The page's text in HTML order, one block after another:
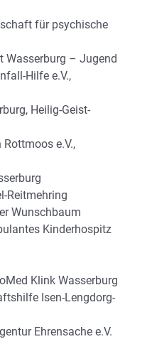
für psychische
Wasserburg – Jugend
Hilfe e.V.,
Heilig-Geist-
e.V.,
Reitmehring
Wunschbaum
Kinderhospitz
Klink Wasserburg
Isen-Lengdorg-
Ehrensache e.V.